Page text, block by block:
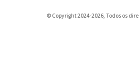
© Copyright 2024-2026, Todos os